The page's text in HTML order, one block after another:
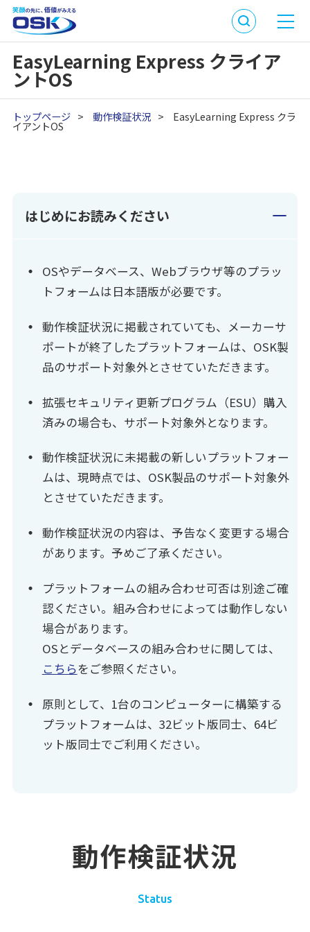
EasyLearning Express クライア
ントOS
トップページ > 動作検証状況 > EasyLearning Express クラ
イアントOS
はじめにお読みください
OSやデータベース、Webブラウザ等のプラッ
トフォームは日本語版が必要です。
動作検証状況に掲載されていても、メーカーサ
ポートが終了したプラットフォームは、OSK製
品のサポート対象外とさせていただきます。
拡張セキュリティ更新プログラム（ESU）購入
済みの場合も、サポート対象外となります。
動作検証状況に未掲載の新しいプラットフォー
ムは、現時点では、OSK製品のサポート対象外
とさせていただきます。
動作検証状況の内容は、予告なく変更する場合
があります。予めご了承ください。
プラットフォームの組み合わせ可否は別途ご確
認ください。組み合わせによっては動作しない
場合があります。
OSとデータベースの組み合わせに関しては、
こちらをご参照ください。
原則として、1台のコンピューターに構築する
プラットフォームは、32ビット版同士、64ビ
ット版同士でご利用ください。
動作検証状況
Status